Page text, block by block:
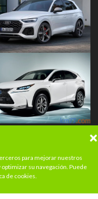
para mejorar nuestros
su navegación. Puede
de cookies.